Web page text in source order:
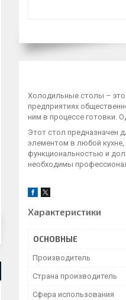
Холодильные столы – это
предприятиях
ним в процессе готовки.
Этот стол предназначен
элементом в любой кухне,
функциональностью и
необходимы
Характеристики
ОСНОВНЫЕ
Производитель
Страна производитель
Сфера использования